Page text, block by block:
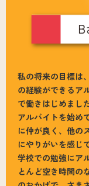
私の将来の目標は
の経験ができるア
で働きはじめました
アルバイトを始め
に仲が良く、他の
にやりがいを感じ
学校での勉強にア
とんど空き時間の